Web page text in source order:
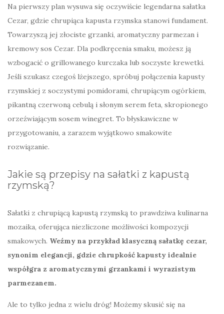
Na pierwszy plan wysuwa się oczywiście legendarna sałatka
Cezar, gdzie chrupiąca kapusta rzymska stanowi fundament.
Towarzyszą jej złociste grzanki, aromatyczny parmezan i
kremowy sos Cezar. Dla podkręcenia smaku, możesz ją
wzbogacić o grillowanego kurczaka lub soczyste krewetki.
Jeśli szukasz czegoś lżejszego, spróbuj połączenia kapusty
rzymskiej z soczystymi pomidorami, chrupiącym ogórkiem,
pikantną czerwoną cebulą i słonym serem feta, skropionego
orzeźwiającym sosem winegret. To błyskawiczne w
przygotowaniu, a zarazem wyjątkowo smakowite
rozwiązanie.
Jakie są przepisy na sałatki z kapustą
rzymską?
Sałatki z chrupiącą kapustą rzymską to prawdziwa kulinarna
mozaika, oferująca niezliczone możliwości kompozycji
smakowych. Weźmy na przykład klasyczną sałatkę cezar,
synonim elegancji, gdzie chrupkość kapusty idealnie
współgra z aromatycznymi grzankami i wyrazistym
parmezanem.
Ale to tylko jedna z wielu dróg! Możemy skusić się na